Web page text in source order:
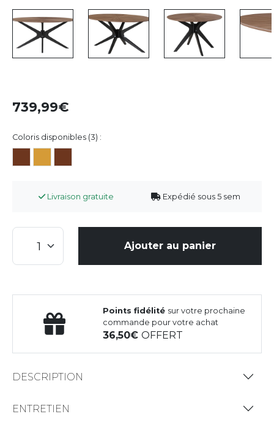
739,99
Coloris disponibles (3) :
Livraison gratuite Expédié sous 5 sem
Ajouter au panier
Points fidélité sur votre prochaine
commande pour votre achat
36,50OFFERT
DESCRIPTION
ENTRETIEN